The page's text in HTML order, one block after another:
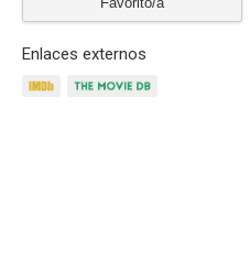
Enlaces externos